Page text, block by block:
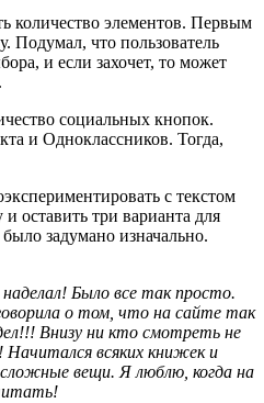
количество элементов. Первым
Подумал, что пользователь
и если захочет, то может
социальных кнопок.
и Одноклассников. Тогда,
с текстом
оставить три варианта для
задумано изначально.
Было все так просто.
о том, что на сайте так
Внизу ни кто смотреть не
всяких книжек и
вещи. Я люблю, когда на